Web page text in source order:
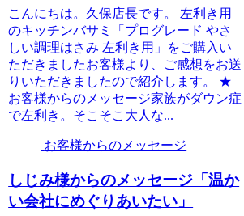
こんにちは。久保店長です。 左利き用
のキッチンバサミ「プログレード やさ
しい調理はさみ 左利き用」をご購入い
ただきましたお客様より、ご感想をお送
りいただきましたので紹介します。 ★
お客様からのメッセージ家族がダウン症
で左利き。そこそこ大人な...
お客様からのメッセージ
しじみ様からのメッセージ「温か
い会社にめぐりあいたい」